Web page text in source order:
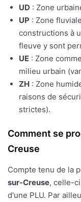
UD : Zone
UP : Zone
constructions à
fleuve y sont
UE : Zone
milieu urbain
ZH : Zone
raisons de
strictes).
Comment se
Creuse
Compte tenu de la
sur-Creuse, celle-
d'une PLU. Par